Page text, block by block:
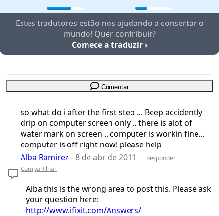
Estes tradutores estão nos ajudando a consertar o
mundo! Quer contribuir?
Comece a traduzir ›
Comentar
so what do i after the first step ... Beep accidently
drip on computer screen only .. there is alot of
water mark on screen .. computer is workin fine...
computer is off right now! please help
Alba Ramirez -8 de abr de 2011
Responder
Compartilhar
Alba this is the wrong area to post this. Please ask
your question here:
http://www.ifixit.com/Answers/